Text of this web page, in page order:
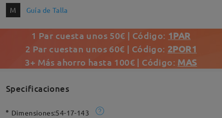
M Guía de Talla
1 Par cuesta unos 50€ | Código: 1PAR
2 Par cuestan unos 60€ | Código: 2POR1
3+ Más ahorro hasta 100€ | Código: MAS
Specificaciones
Dimensiones:54-17-143